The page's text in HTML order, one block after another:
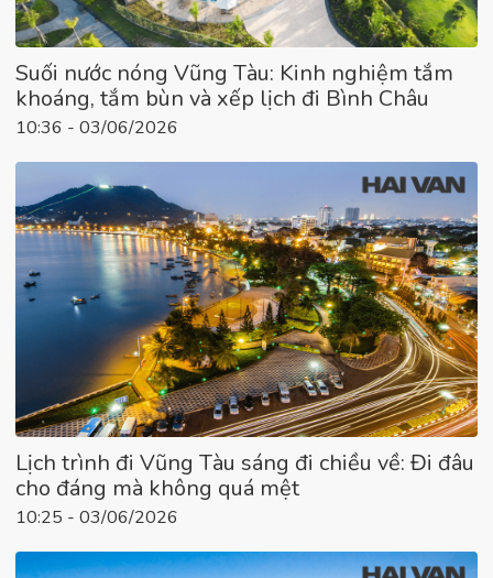
Suối nước nóng Vũng Tàu: Kinh nghiệm tắm
khoáng, tắm bùn và xếp lịch đi Bình Châu
10:36 - 03/06/2026
Lịch trình đi Vũng Tàu sáng đi chiều về: Đi đâu
cho đáng mà không quá mệt
10:25 - 03/06/2026